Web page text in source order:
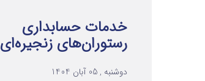
خدمات حسابداری
رستوران‌های زنجیره‌ای
دوشنبه , 05 آبان 1404